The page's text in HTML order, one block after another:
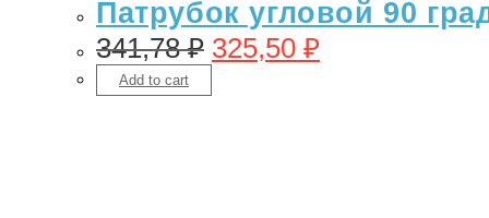
Патрубок угловой 90
341,78₽ 325,50 ₽
Add to cart